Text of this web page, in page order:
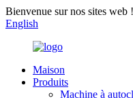
Bienvenue sur nos sites web !
English
Maison
Produits
Machine à